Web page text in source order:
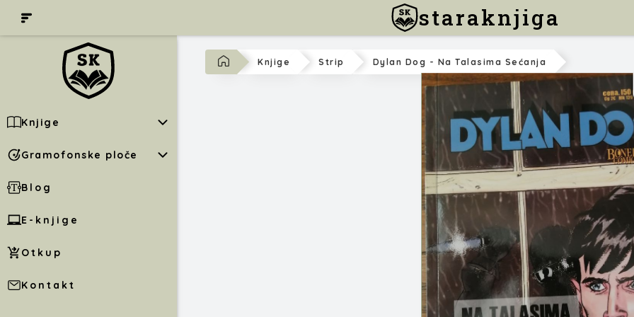
staraknjiga
Knjige
Gramofonske ploče
Blog
E-knjige
Otkup
Kontakt
Knjige Strip Dylan Dog - Na Talasima Sećanja
Ruju i Fraghijeri